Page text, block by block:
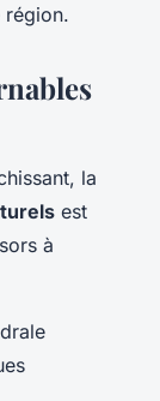
région.
la
est
à